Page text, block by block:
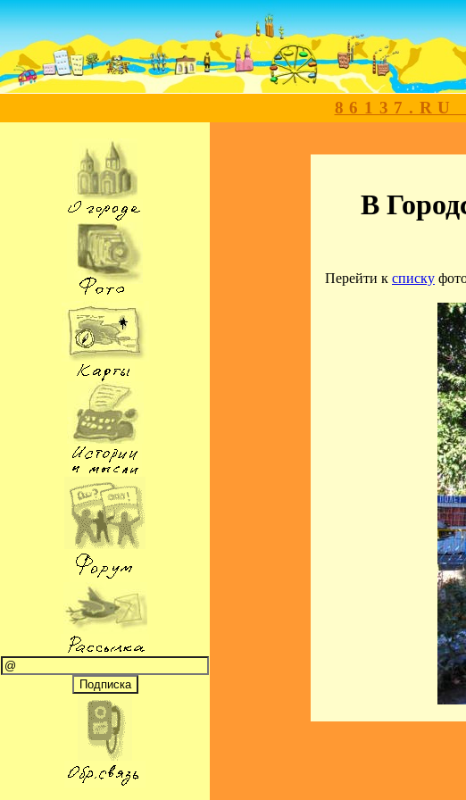
В
Перейти к списку